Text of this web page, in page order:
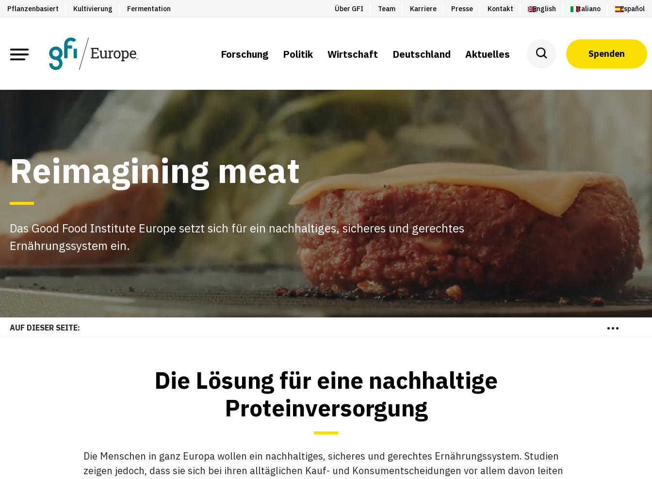
Pflanzenbasiert Kultivierung Fermentation Über GFI Team Karriere Presse Kontakt English Italiano Español
Forschung Politik Wirtschaft Deutschland Aktuelles Spenden
Reimagining meat
Das Good Food Institute Europe setzt sich für ein nachhaltiges, sicheres und gerechtes
Ernährungssystem ein.
AUF DIESER SEITE: …
Die Lösung für eine nachhaltige
Proteinversorgung
Die Menschen in ganz Europa wollen ein nachhaltiges, sicheres und gerechtes Ernährungssystem. Studien
zeigen jedoch, dass sie sich bei ihren alltäglichen Kauf- und Konsumentscheidungen vor allem davon leiten